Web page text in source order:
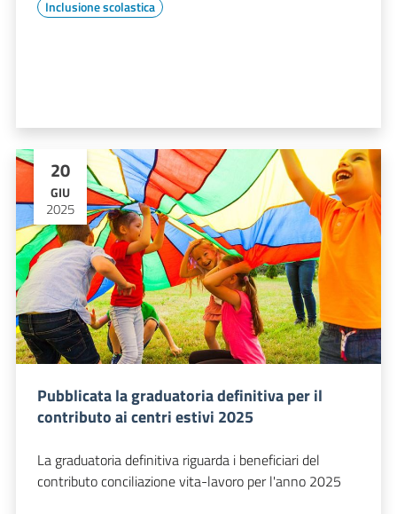
Inclusione scolastica
20
GIU
2025
Pubblicata la graduatoria definitiva per il
contributo ai centri estivi 2025
La graduatoria definitiva riguarda i beneficiari del
contributo conciliazione vita-lavoro per l'anno 2025